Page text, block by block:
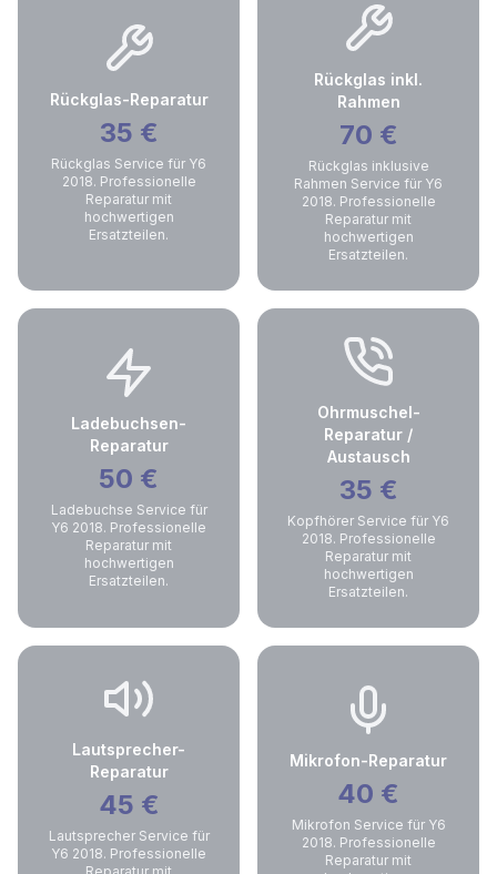
Rückglas-Reparatur
35 €
Rückglas Service für Y6
2018. Professionelle
Reparatur mit
hochwertigen
Ersatzteilen.
Rückglas inkl.
Rahmen
70 €
Rückglas inklusive
Rahmen Service für Y6
2018. Professionelle
Reparatur mit
hochwertigen
Ersatzteilen.
Ladebuchsen-
Reparatur
50 €
Ladebuchse Service für
Y6 2018. Professionelle
Reparatur mit
hochwertigen
Ersatzteilen.
Ohrmuschel-
Reparatur /
Austausch
35 €
Kopfhörer Service für Y6
2018. Professionelle
Reparatur mit
hochwertigen
Ersatzteilen.
Lautsprecher-
Reparatur
45 €
Lautsprecher Service für
Y6 2018. Professionelle
Mikrofon-Reparatur
40 €
Mikrofon Service für Y6
2018. Professionelle
Reparatur mit